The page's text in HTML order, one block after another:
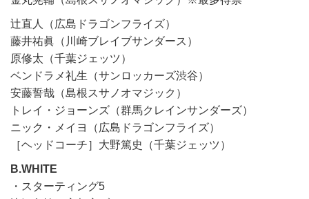
辻直人（広島ドラゴンフライズ）
藤井祐眞（川崎ブレイブサンダース）
原修太（千葉ジェッツ）
ベンドラメ礼生（サンロッカーズ渋谷）
安藤誓哉（島根スサノオマジック）
トレイ・ジョーンズ（群馬クレインサンダーズ）
ニック・メイヨ（広島ドラゴンフライズ）
［ヘッドコーチ］大野篤史（千葉ジェッツ）
B.WHITE
・スターティング5